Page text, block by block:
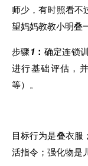
师少，有时照看不
望妈妈教教小明叠
步骤1： 确定连锁
进行基础评估，
等） 。
目标行为是叠衣服
活指令；强化物是